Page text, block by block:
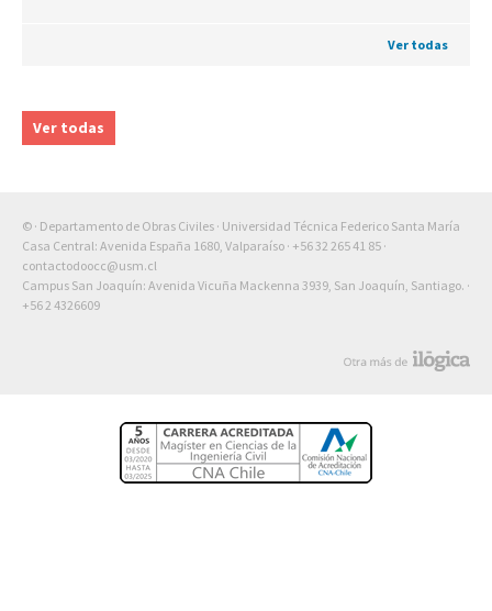
Ver todas
Ver todas
© · Departamento de Obras Civiles · Universidad Técnica Federico Santa María
Casa Central: Avenida España 1680, Valparaíso · +56 32 265 41 85 ·
contactodoocc@usm.cl
Campus San Joaquín: Avenida Vicuña Mackenna 3939, San Joaquín, Santiago. ·
+56 2 4326609